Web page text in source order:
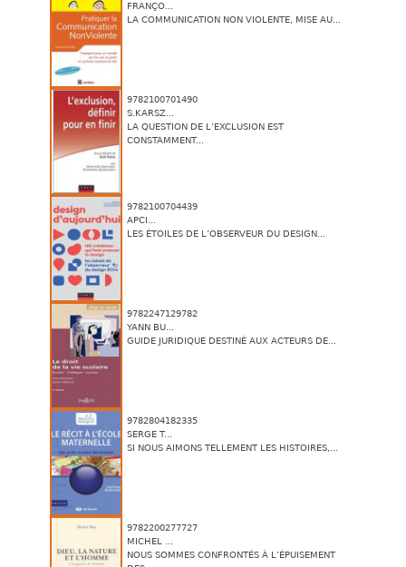
FRANÇO...
LA COMMUNICATION NON VIOLENTE, MISE AU...
9782100701490
S.KARSZ...
LA QUESTION DE L’EXCLUSION EST
CONSTAMMENT...
9782100704439
APCI...
LES ÉTOILES DE L’OBSERVEUR DU DESIGN...
9782247129782
YANN BU...
GUIDE JURIDIQUE DESTINÉ AUX ACTEURS DE...
9782804182335
SERGE T...
SI NOUS AIMONS TELLEMENT LES HISTOIRES,...
9782200277727
MICHEL ...
NOUS SOMMES CONFRONTÉS À L’ÉPUISEMENT